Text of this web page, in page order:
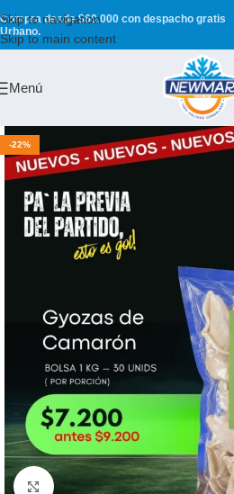
Skip to navigation
Skip to main content
Compra desde $60.000 con despacho gratis
Urbano.
Menú
-22%
Clic para ampliar